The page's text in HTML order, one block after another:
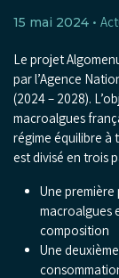
15 mai 2024 •
Le projet
par l’Agence
(2024 – 2028).
macroalgues
régime équilibre à
est divisé en trois
Une
macroalgues
composition
Une